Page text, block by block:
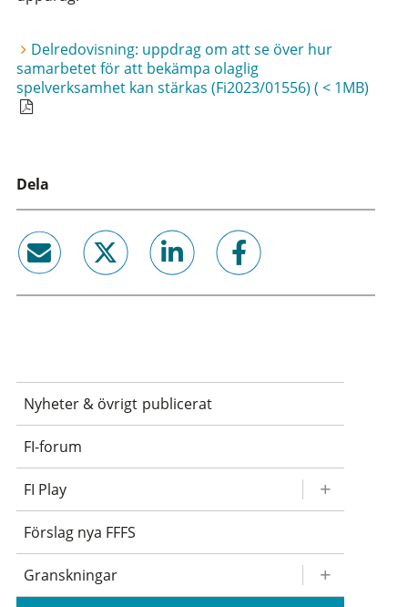
Delredovisning: uppdrag om att se över hur
samarbetet för att bekämpa olaglig
spelverksamhet kan stärkas (Fi2023/01556) ( < 1MB)
Dela
Nyheter & övrigt publicerat
FI-forum
FI Play
Förslag nya FFFS
Granskningar